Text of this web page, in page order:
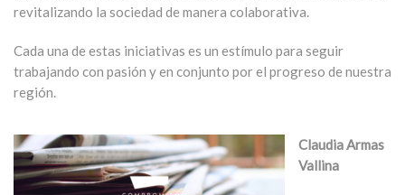
revitalizando la sociedad de manera colaborativa.
Cada una de estas iniciativas es un estímulo para seguir
trabajando con pasión y en conjunto por el progreso de nuestra
región.
Claudia Armas
Vallina